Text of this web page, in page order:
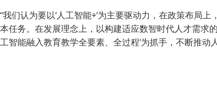
“我们认为要以‘人工智能+’为主要驱动力，在政策布局
本任务。在发展理念上，以构建适应数智时代人才需求
工智能融入教育教学全要素、全过程’为抓手，不断推